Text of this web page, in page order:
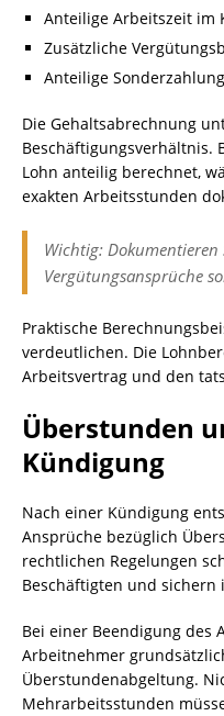
Anteilige Arbeitszeit im
Zusätzliche
Anteilige
Die Gehaltsabrechnung
Beschäftigungsverhältnis.
Lohn anteilig berechnet,
exakten Arbeitsstunden
Wichtig:
Vergütungsansprüche
Praktische
verdeutlichen. Die
Arbeitsvertrag und den
Überstunden
Kündigung
Nach einer Kündigung
Ansprüche bezüglich
rechtlichen Regelungen
Beschäftigten und
Bei einer Beendigung des
Arbeitnehmer
Überstundenabgeltung.
Mehrarbeitsstunden